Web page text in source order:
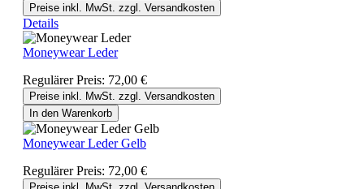
Preise inkl. MwSt. zzgl. Versandkosten
Details
Moneywear Leder
Regulärer Preis: 72,00 €
Preise inkl. MwSt. zzgl. Versandkosten
In den Warenkorb
Moneywear Leder Gelb
Regulärer Preis: 72,00 €